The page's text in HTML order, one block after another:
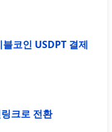
코인 USDPT 결제
크로 전환